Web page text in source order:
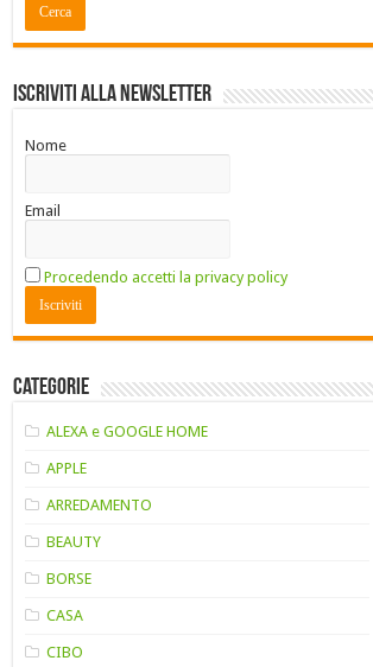
Iscriviti alla Newsletter
Nome
Email
Procedendo accetti la privacy policy
Categorie
ALEXA e GOOGLE HOME
APPLE
ARREDAMENTO
BEAUTY
BORSE
CASA
CIBO